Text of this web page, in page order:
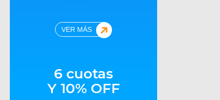
VER MÁS
6 cuotas
Y 10% OFF